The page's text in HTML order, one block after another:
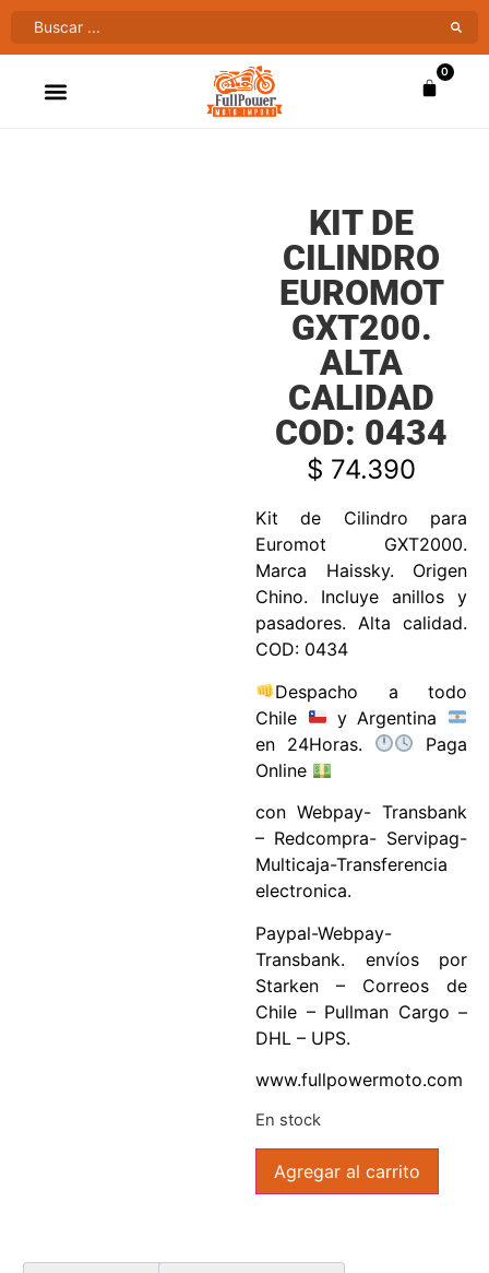
0
KIT DE
CILINDRO
EUROMOT
GXT200.
ALTA
CALIDAD
COD: 0434
$ 74.390
Kit de Cilindro para
Euromot GXT2000.
Marca Haissky. Origen
Chino. Incluye anillos y
pasadores. Alta calidad.
COD: 0434
Despacho a todo
Chile
y Argentina
en 24Horas.
Paga
Online
con Webpay- Transbank
– Redcompra- Servipag-
Multicaja-Transferencia
electronica.
Paypal-Webpay-
Transbank. envíos por
Starken – Correos de
Chile – Pullman Cargo –
DHL – UPS.
www.fullpowermoto.com
En stock
Agregar al carrito